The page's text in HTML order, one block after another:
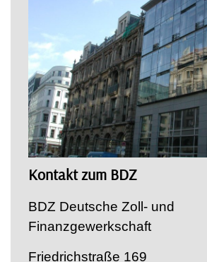
Kontakt zum BDZ
BDZ Deutsche Zoll- und
Finanzgewerkschaft
Friedrichstraße 169